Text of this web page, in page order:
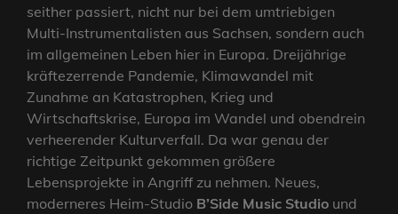
seither passiert, nicht nur bei dem umtriebigen
Multi-Instrumentalisten aus Sachsen, sondern auch
im allgemeinen Leben hier in Europa. Dreijährige
kräftezerrende Pandemie, Klimawandel mit
Zunahme an Katastrophen, Krieg und
Wirtschaftskrise, Europa im Wandel und obendrein
verheerender Kulturverfall. Da war genau der
richtige Zeitpunkt gekommen größere
Lebensprojekte in Angriff zu nehmen. Neues,
moderneres Heim-Studio B’Side Music Studio und